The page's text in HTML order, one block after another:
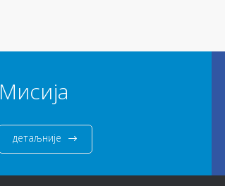
Мисија
детаљније